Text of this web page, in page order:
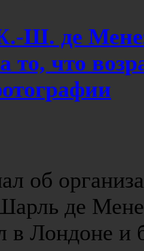
Ш. де
то, что
об
де
в Лондоне и